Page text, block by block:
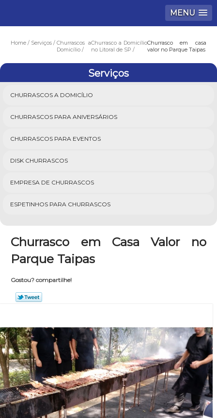
MENU
Home Serviços
Churrascos a
Domicílio
Churrasco a Domicílio
no Litoral de SP
Churrasco em casa
valor no Parque Taipas
Serviços
CHURRASCOS A DOMICÍLIO
CHURRASCOS PARA ANIVERSÁRIOS
CHURRASCOS PARA EVENTOS
DISK CHURRASCOS
EMPRESA DE CHURRASCOS
ESPETINHOS PARA CHURRASCOS
Churrasco em Casa Valor no
Parque Taipas
Gostou? compartilhe!